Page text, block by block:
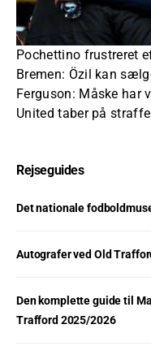
Pochettino frustreret
Bremen: Özil kan
Ferguson: Måske har
United taber på
Rejseguides
Det nationale
Autografer ved Old
Den komplette guide til
Trafford 2025/2026